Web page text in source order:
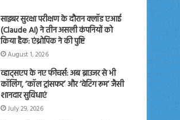
साइबर सुरक्षा परीक्षण के दौरान क्लॉड एआई
(Claude AI) ने तीन असली कंपनियों को
किया हैक: एंथ्रोपिक ने की पुष्टि
August 1, 2026
व्हाट्सएप के नए फीचर्स: अब ब्राउजर से भी
कॉलिंग, ‘कॉल ट्रांसफर’ और ‘वेटिंग रूम’ जैसी
शानदार सुविधाएं
July 29, 2026